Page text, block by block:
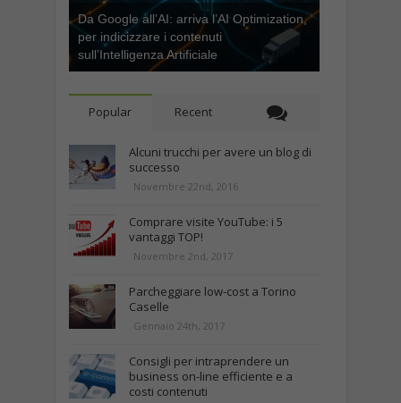
Da Google all’AI: arriva l’AI Optimization,
per indicizzare i contenuti
sull’Intelligenza Artificiale
Popular Recent
Alcuni trucchi per avere un blog di
successo
Novembre 22nd, 2016
Comprare visite YouTube: i 5
vantaggi TOP!
Novembre 2nd, 2017
Parcheggiare low-cost a Torino
Caselle
Gennaio 24th, 2017
Consigli per intraprendere un
business on-line efficiente e a
costi contenuti